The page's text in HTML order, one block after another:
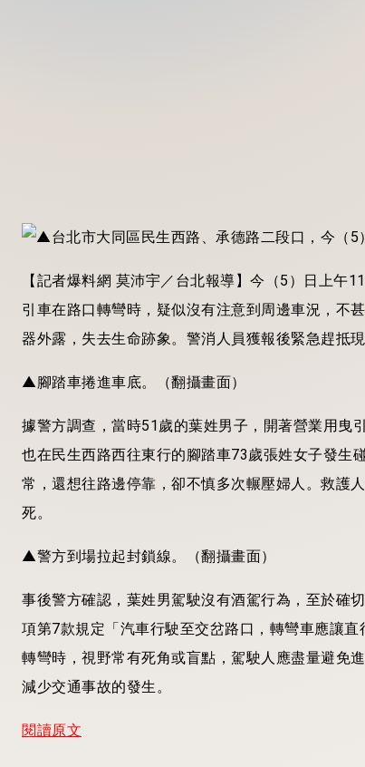
【記者爆料網 莫沛宇／台北報導】今（5）日上午
引車在路口轉彎時，疑似沒有注意到周邊車況，不
器外露，失去生命跡象。警消人員獲報後緊急趕抵
▲腳踏車捲進車底。（翻攝畫面）
據警方調查，當時51歲的葉姓男子，開著營業用曳
也在民生西路西往東行的腳踏車73歲張姓女子發生
常，還想往路邊停靠，卻不慎多次輾壓婦人。救護
死。
▲警方到場拉起封鎖線。（翻攝畫面）
事後警方確認，葉姓男駕駛沒有酒駕行為，至於確
項第7款規定「汽車行駛至交岔路口，轉彎車應讓
轉彎時，視野常有死角或盲點，駕駛人應盡量避免
減少交通事故的發生。
閱讀原文